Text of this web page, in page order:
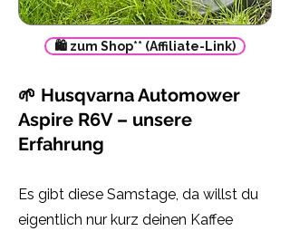
🛍️ zum Shop** (Affiliate-Link)
🌱 Husqvarna Automower
Aspire R6V – unsere
Erfahrung
Es gibt diese Samstage, da willst du
eigentlich nur kurz deinen Kaffee